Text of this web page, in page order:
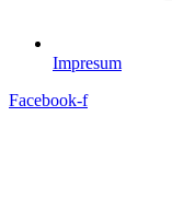
Impresum
Facebook-f